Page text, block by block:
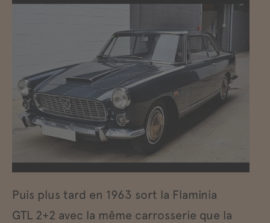
Puis plus tard en 1963 sort la Flaminia
GTL 2+2 avec la même carrosserie que la